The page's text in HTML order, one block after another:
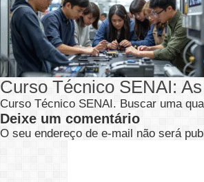
Curso Técnico SENAI:
Curso Técnico SENAI. Buscar uma
Deixe um comentário
O seu endereço de e-mail não será